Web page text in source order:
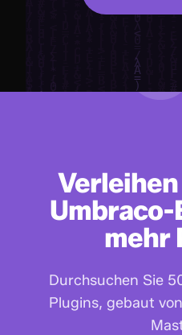
mehr
Durchsuchen Sie
Plugins, gebaut